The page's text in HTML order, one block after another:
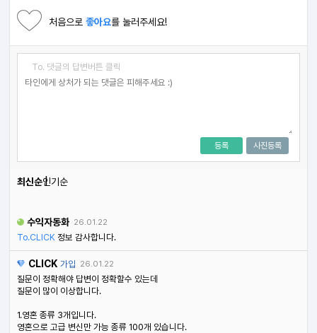
처음으로좋아요를 눌러주세요!
To. 댓글의 답변버튼 클릭
사진등록
등록
최신순인기순
수익자동화 26.01.22
To.CLICK 정보 감사합니다.
CLICK 가입 26.01.22
질문이 정확해야 답변이 정확할수 있는데
질문이 많이 이상합니다.
1.영혼 종류 3개입니다.
영혼으로 고급 변신만 가능 종류 100개 있습니다.